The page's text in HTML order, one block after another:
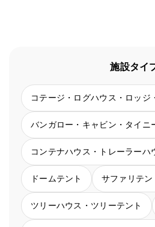
施設タイ
コテージ・ログハウス・ロッジ
バンガロー・キャビン・タイニ
コンテナハウス・トレーラーハ
ドームテント サファリテン
ツリーハウス・ツリーテント